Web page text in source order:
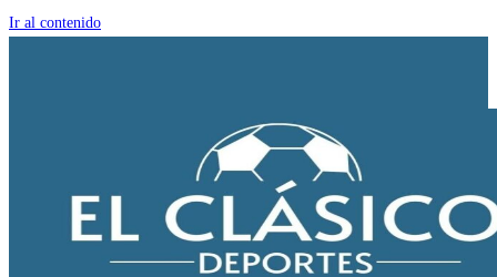
Ir al contenido